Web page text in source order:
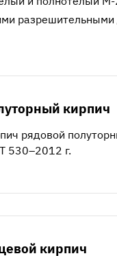
кирпич
рядовой
530–2012 г.
кирпич